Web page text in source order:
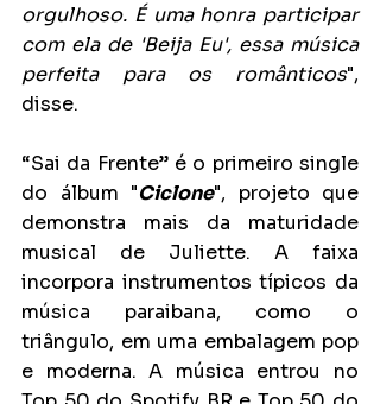
orgulhoso. É uma honra participar
com ela de 'Beija Eu', essa música
perfeita para os românticos",
disse.
“Sai da Frente” é o primeiro single
do álbum "Ciclone", projeto que
demonstra mais da maturidade
musical de Juliette. A faixa
incorpora instrumentos típicos da
música paraibana, como o
triângulo, em uma embalagem pop
e moderna. A música entrou no